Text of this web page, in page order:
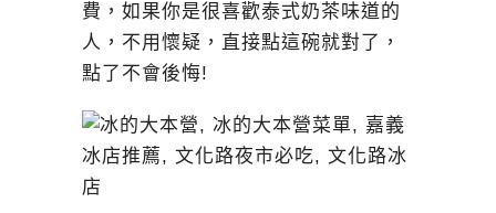
費，如果你是很喜歡泰式奶茶味道的
人，不用懷疑，直接點這碗就對了，
點了不會後悔!